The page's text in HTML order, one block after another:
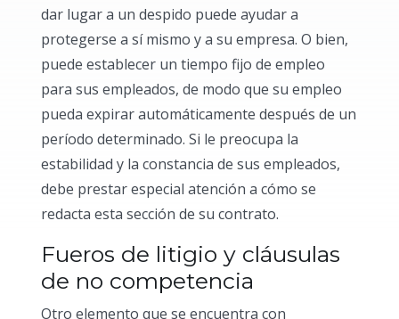
dar lugar a un despido puede ayudar a
protegerse a sí mismo y a su empresa. O bien,
puede establecer un tiempo fijo de empleo
para sus empleados, de modo que su empleo
pueda expirar automáticamente después de un
período determinado. Si le preocupa la
estabilidad y la constancia de sus empleados,
debe prestar especial atención a cómo se
redacta esta sección de su contrato.
Fueros de litigio y cláusulas
de no competencia
Otro elemento que se encuentra con